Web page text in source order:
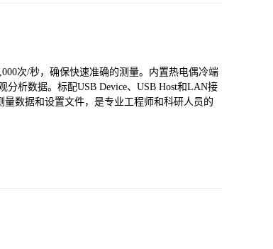
次/秒，确保快速准确的测量。内置热电偶冷端
析数据。标配USB Device、USB Host和LAN接
数据和设置文件，是专业工程师和科研人员的